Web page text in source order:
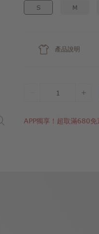
S M
產品說明
1
APP獨享！超取滿680免